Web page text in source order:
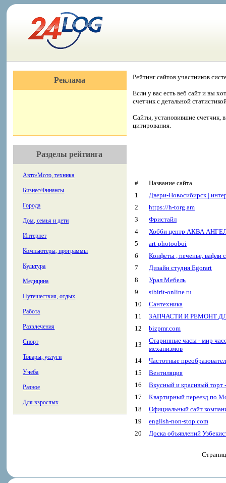
Реклама
Разделы рейтинга
Авто/Мото, техника
Бизнес/Финансы
Города
Дом, семья и дети
Интернет
Компьютеры, программы
Культура
Медицина
Путешествия, отдых
Работа
Развлечения
Спорт
Товары, услуги
Учеба
Разное
Для взрослых
Рейтинг сайтов участников
Если у вас есть веб сайт и вы
счетчик с детальной
Сайты, установившие счетчик,
цитирования.
#
Название сайта
1
Двери-Новосибирск |
2
https://h-torg.am
3
Фристайл
4
Хобби центр АКВА АНГЕЛ
5
art-photooboi
6
Конфеты , печенье, вафли
7
Дизайн студия Egorart
8
Урал Мебель
9
sibirit-online.ru
10
Сантехника
11
ЗАПЧАСТИ И РЕМОНТ
12
bizpmr.com
13
Старинные часы - мир
механизмов
14
Частотные
15
Вентиляция
16
Вкусный и красивый торт -
17
Квартирный переезд по
18
Официальный сайт
19
english-non-stop.com
20
Доска объявлений